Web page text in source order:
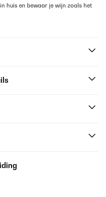
huis en bewaar je wijn zoals het